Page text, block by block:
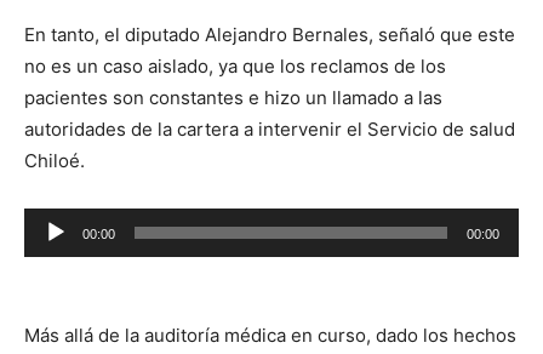
En tanto, el diputado Alejandro Bernales, señaló que este
no es un caso aislado, ya que los reclamos de los
pacientes son constantes e hizo un llamado a las
autoridades de la cartera a intervenir el Servicio de salud
Chiloé.
Reproductor
de
00:00 00:00
Más allá de la auditoría médica en curso, dado los hechos